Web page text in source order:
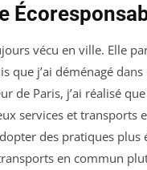
vécu en ville. Elle
que j’ai déménagé dans
de Paris, j’ai réalisé que
services et transports
des pratiques plus
en commun